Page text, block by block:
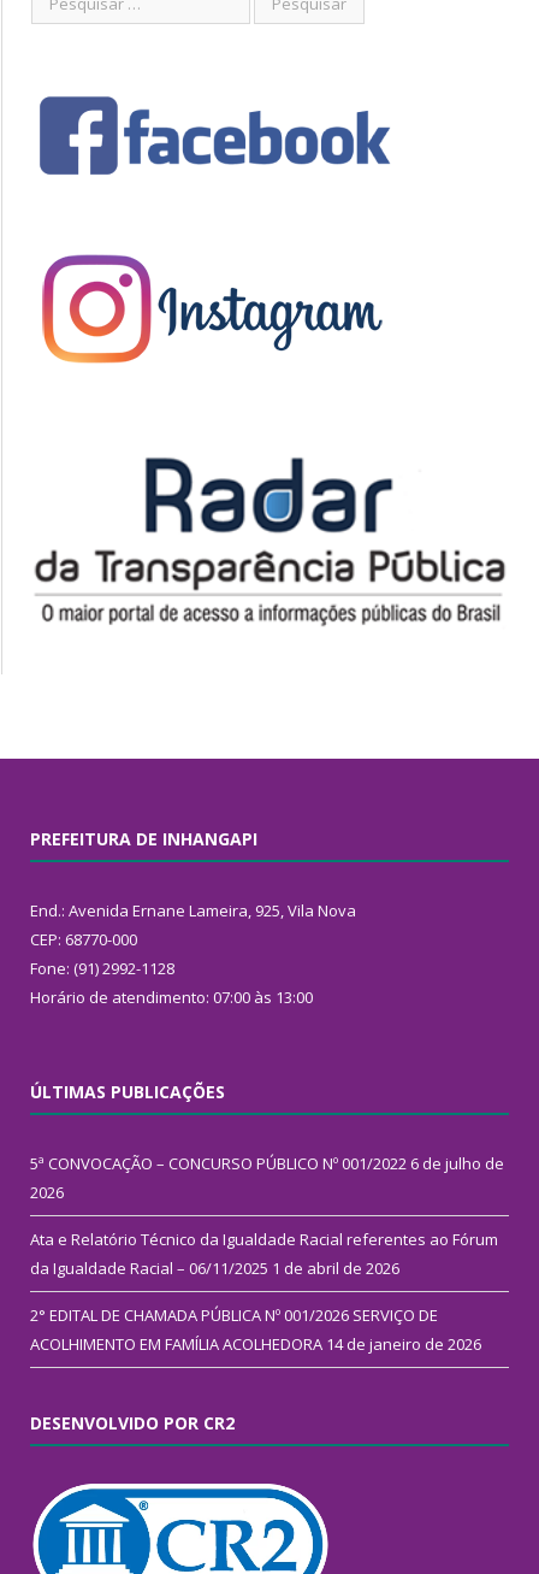
PREFEITURA DE INHANGAPI
End.: Avenida Ernane Lameira, 925, Vila Nova
CEP: 68770-000
Fone: (91) 2992-1128
Horário de atendimento: 07:00 às 13:00
ÚLTIMAS PUBLICAÇÕES
5ª CONVOCAÇÃO – CONCURSO PÚBLICO Nº 001/2022 6 de julho de
2026
Ata e Relatório Técnico da Igualdade Racial referentes ao Fórum
da Igualdade Racial – 06/11/2025 1 de abril de 2026
2° EDITAL DE CHAMADA PÚBLICA Nº 001/2026 SERVIÇO DE
ACOLHIMENTO EM FAMÍLIA ACOLHEDORA 14 de janeiro de 2026
DESENVOLVIDO POR CR2